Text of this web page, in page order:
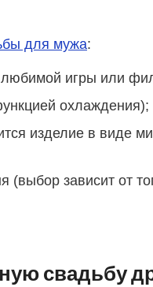
для мужа:
игры или
охлаждения);
изделие в виде
зависит от
свадьбу